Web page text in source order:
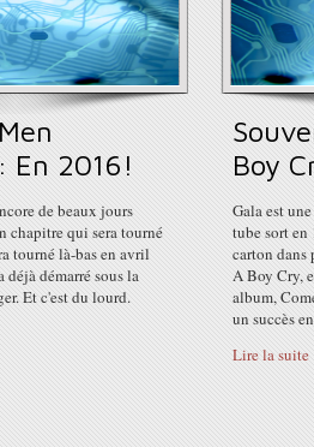
En 2016!
de beaux jours
chapitre qui sera tourné
tourné là-bas en avril
déjà démarré sous la
Et c'est du lourd.
Boy
Gala est
tube sort en
carton dans
A Boy Cry,
album,
un succès
Lire la suite